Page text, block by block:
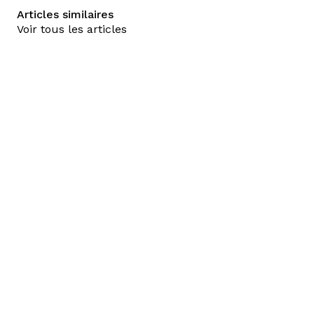
Articles similaires
Voir tous les articles